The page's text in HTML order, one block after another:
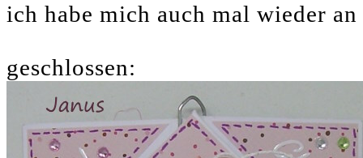
ich habe mich auch mal wieder
geschlossen: